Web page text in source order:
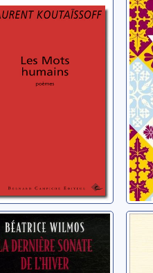
mots
Laurent
dernière
de l'hiver
Béatrice